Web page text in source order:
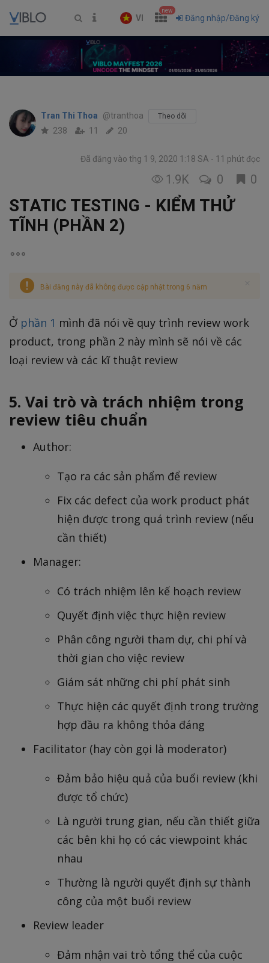
VI
new
Đăng nhập/Đăng ký
Tran Thi Thoa @tranthoa Theo dõi
238 11 20
Đã đăng vào thg 1 9, 2020 1:18 SA 11 phút đọc
1.9K 0 0
STATIC TESTING - KIỂM THỬ
TĨNH (PHẦN 2)
Bài đăng này đã không được cập nhật trong 6 năm
Ở phần 1 mình đã nói về quy trình review work
product, trong phần 2 này mình sẽ nói về các
loại review và các kĩ thuật review
5. Vai trò và trách nhiệm trong
review tiêu chuẩn
Author:
Tạo ra các sản phẩm để review
Fix các defect của work product phát
hiện được trong quá trình review (nếu
cần thiết)
Manager:
Có trách nhiệm lên kế hoạch review
Quyết định việc thực hiện review
Phân công người tham dự, chi phí và
thời gian cho việc review
Giám sát những chi phí phát sinh
Thực hiện các quyết định trong trường
hợp đầu ra không thỏa đáng
Facilitator (hay còn gọi là moderator)
Đảm bảo hiệu quả của buổi review (khi
được tổ chức)
Là người trung gian, nếu cần thiết giữa
các bên khi họ có các viewpoint khác
nhau
Thường là người quyết định sự thành
công của một buổi review
Review leader
Đảm nhận vai trò tổng thể của cuộc